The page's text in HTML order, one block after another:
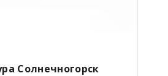
Солнечногорск